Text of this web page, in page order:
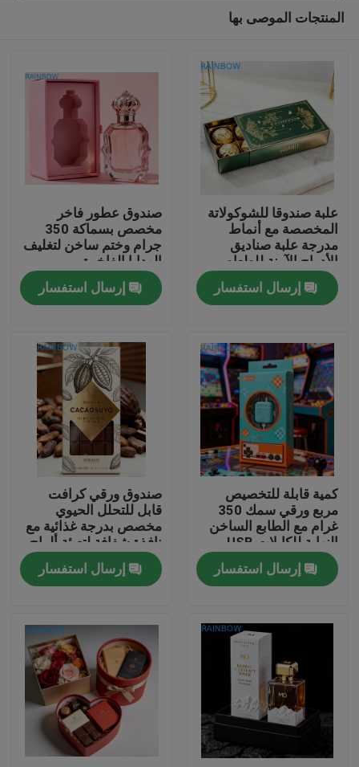
المنزل
المنتجات
حولنا
اتصل بنا
أخبار
القضايا
الحقائب البلاستيكية التعبئة والتغليف
تغليف كيس الوجبات الخفيفة
صنبور الحقيبة التعبئة والتغليف
المنتجات الموصى بها
علبة صندوقا للشوكولاتة
المخصصة مع أنماط
مدرجة علبة صناديق
الأدراج الآمنة للطعام
إرسال استفسار
صندوق عطور فاخر
مخصص بسماكة 350
جرام وختم ساخن لتغليف
الهدايا الفاخرة
إرسال استفسار
كمية قابلة للتخصيص
مربع ورقي سمك 350
غرام مع الطابع الساخن
النهاية للكابلات USB
التعبئة
إرسال استفسار
صندوق ورقي كرافت
قابل للتحلل الحيوي
مخصص بدرجة غذائية مع
نافذة شفافة لتعبئة ألواح
الشوكولاتة
إرسال استفسار